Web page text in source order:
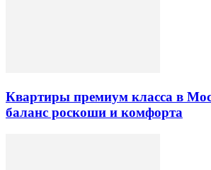
Квартиры премиум класса в
баланс роскоши и комфорта